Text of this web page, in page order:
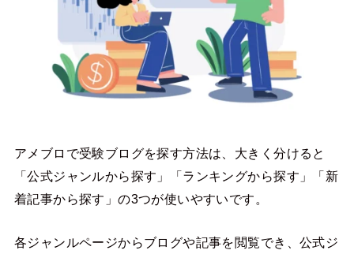
アメブロで受験ブログを探す方法は、大きく分けると
「公式ジャンルから探す」「ランキングから探す」「新
着記事から探す」の3つが使いやすいです。
各ジャンルページからブログや記事を閲覧でき、公式ジ